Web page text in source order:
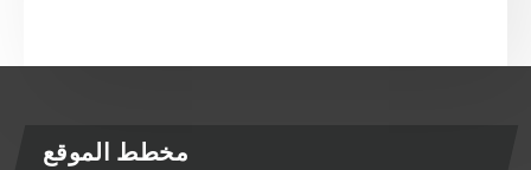
مخطط الموقع